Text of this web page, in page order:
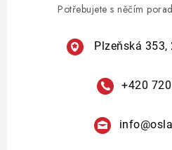
Potřebujete s něčím
Plzeňská 353,
+420
info@